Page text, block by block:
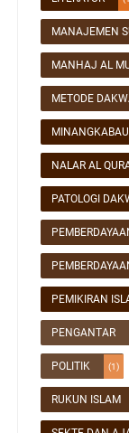
MANAJEMEN
MANHAJ AL
METODE
MINANGKABAU
NALAR AL
PATOLOGI
PEMIKIRAN
PENGANTAR
POLITIK (1)
RUKUN ISLAM